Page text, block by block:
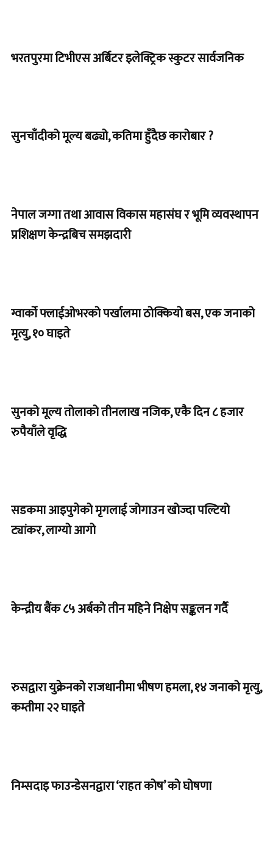
भरतपुरमा टिभीएस अर्बिटर इलेक्ट्रिक स्कुटर सार्वजनिक
सुनचाँदीको मूल्य बढ्यो, कतिमा हुँदैछ कारोबार ?
नेपाल जग्गा तथा आवास विकास महासंघ र भूमि व्यवस्थापन
प्रशिक्षण केन्द्रबिच समझदारी
ग्वार्को फ्लाईओभरको पर्खालमा ठोक्कियो बस, एक जनाको
मृत्यु, १० घाइते
सुनको मूल्य तोलाको तीनलाख नजिक, एकै दिन ८ हजार
रुपैयाँले वृद्धि
सडकमा आइपुगेको मृगलाई जोगाउन खोज्दा पल्टियो
ट्यांकर, लाग्यो आगो
केन्द्रीय बैंक ८५ अर्बको तीन महिने निक्षेप सङ्कलन गर्दै
रुसद्वारा युक्रेनको राजधानीमा भीषण हमला, १४ जनाको मृत्यु,
कम्तीमा २२ घाइते
निम्सदाइ फाउन्डेसनद्वारा ‘राहत कोष’ को घोषणा